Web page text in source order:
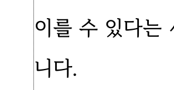
이를 수 있다는
니다.